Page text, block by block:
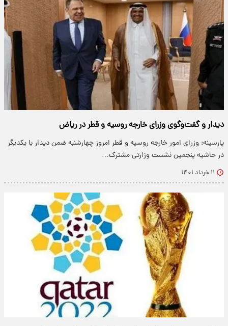
دیدار و گفت‌وگوی وزرای خارجه روسیه و قطر در ریاض
پارسینه: وزرای امور خارجه روسیه و قطر امروز چهارشنبه ضمن دیدار با یکدیگر
در حاشیه پنجمین نشست وزارتی مشترک…
۱۱ خرداد ۱۴۰۱